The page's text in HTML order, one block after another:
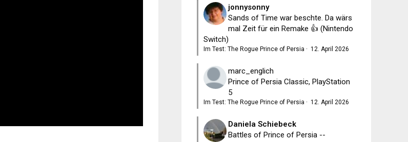
jonnysonny
Sands of Time war beschte. Da wärs
mal Zeit für ein Remake 👍 (Nintendo
Switch)
Im Test: The Rogue Prince of Persia · 12. April 2026
marc_englich
Prince of Persia Classic, PlayStation
5
Im Test: The Rogue Prince of Persia · 12. April 2026
Daniela Schiebeck
Battles of Prince of Persia --